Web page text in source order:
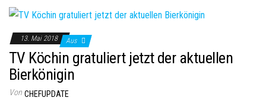
13. Mai 2018 Aus
TV Köchin gratuliert jetzt der aktuellen
Bierkönigin
Von CHEFUPDATE